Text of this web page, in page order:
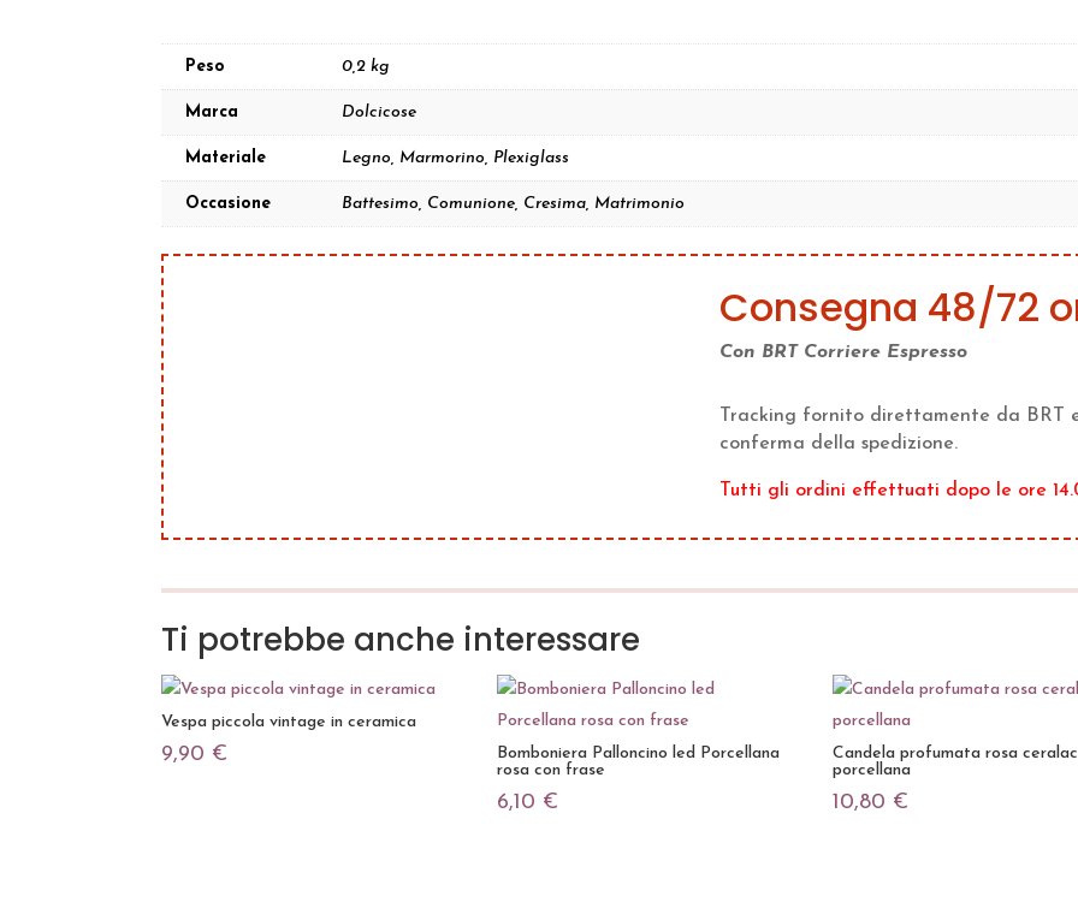
Peso 0,2 kg
Marca Dolcicose
Materiale Legno, Marmorino, Plexiglass
Occasione Battesimo, Comunione, Cresima, Matrimonio
Consegna 48/72
Con BRT Corriere Espresso
Tracking fornito direttamente da BRT
conferma della spedizione.
Tutti gli ordini effettuati dopo le ore
Ti potrebbe anche interessare
Vespa piccola vintage in ceramica
9,90 €
Bomboniera Palloncino led Porcellana
rosa con frase
6,10 €
Candela profumata rosa
porcellana
10,80 €